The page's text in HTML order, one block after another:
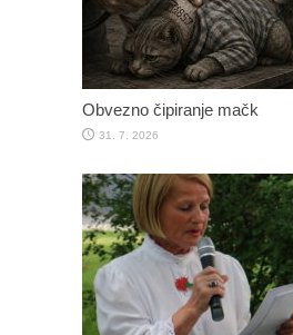
Obvezno čipiranje mačk
31. 7. 2026